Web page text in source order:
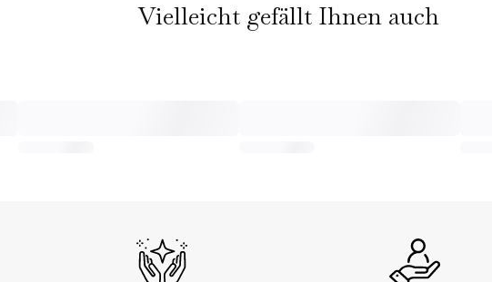
Vielleicht gefällt Ihnen auch